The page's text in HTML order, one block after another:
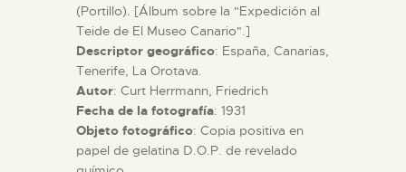
ESPAÑOL
(Portillo). [Álbum sobre la "Expedición al
Teide de El Museo Canario".]
Descriptor geográfico: España, Canarias,
Tenerife, La Orotava.
Autor: Curt Herrmann, Friedrich
Fecha de la fotografía: 1931
Objeto fotográfico: Copia positiva en
papel de gelatina D.O.P. de revelado